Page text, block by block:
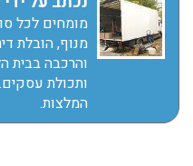
מומחים לכל
מנוף, הובלת
והרכבה בבית
ותכולת
המלצות.